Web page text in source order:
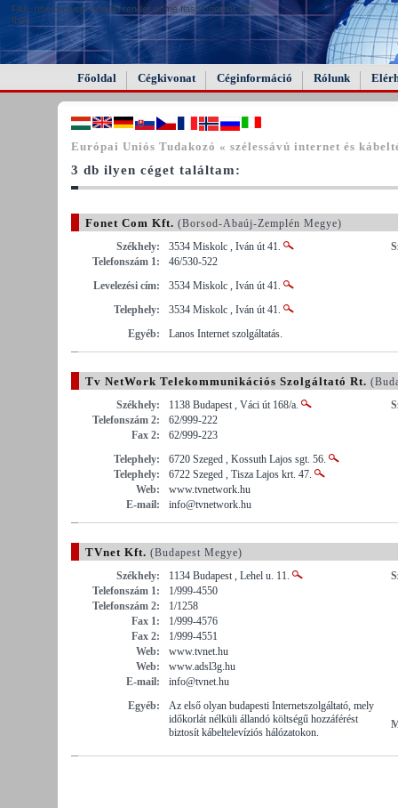
FAIL (the browser should render some flash content, not
this).
Főoldal Cégkivonat Céginformáció Rólunk
Európai Uniós Tudakozó « szélessávú internet és
3 db ilyen céget találtam:
Fonet Com Kft. (Borsod-Abaúj-Zemplén Megye)
Székhely:
3534 Miskolc , Iván út 41.
Telefonszám 1:
46/530-522
Levelezési cím:
3534 Miskolc , Iván út 41.
Telephely:
3534 Miskolc , Iván út 41.
Egyéb:
Lanos Internet szolgáltatás.
Tv NetWork Telekommunikációs Szolgáltató Rt.
Székhely:
1138 Budapest , Váci út 168/a.
Telefonszám 2:
62/999-222
Fax 2:
62/999-223
Telephely:
6720 Szeged , Kossuth Lajos sgt. 56.
Telephely:
6722 Szeged , Tisza Lajos krt. 47.
Web:
www.tvnetwork.hu
E-mail:
info@tvnetwork.hu
TVnet Kft. (Budapest Megye)
Székhely:
1134 Budapest , Lehel u. 11.
Telefonszám 1:
1/999-4550
Telefonszám 2:
1/1258
Fax 1:
1/999-4576
Fax 2:
1/999-4551
Web:
www.tvnet.hu
Web:
www.adsl3g.hu
E-mail:
info@tvnet.hu
Egyéb:
Az első olyan budapesti Internetszolgáltató, mely
időkorlát nélküli állandó költségű hozzáférést
biztosít kábeltelevíziós hálózatokon.